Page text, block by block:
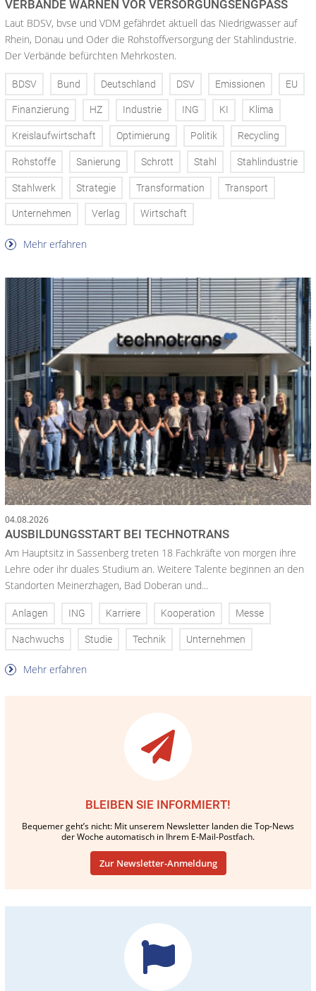
VERBÄNDE WARNEN VOR VERSORGUNGSENGPASS
Laut BDSV, bvse und VDM gefährdet aktuell das Niedrigwasser auf
Rhein, Donau und Oder die Rohstoffversorgung der Stahlindustrie.
Der Verbände befürchten Mehrkosten.
BDSV Bund Deutschland DSV Emissionen EU
Finanzierung HZ Industrie ING KI Klima
Kreislaufwirtschaft Optimierung Politik Recycling
Rohstoffe Sanierung Schrott Stahl Stahlindustrie
Stahlwerk Strategie Transformation Transport
Unternehmen Verlag Wirtschaft
Mehr erfahren
04.08.2026
AUSBILDUNGSSTART BEI TECHNOTRANS
Am Hauptsitz in Sassenberg treten 18 Fachkräfte von morgen ihre
Lehre oder ihr duales Studium an. Weitere Talente beginnen an den
Standorten Meinerzhagen, Bad Doberan und...
Anlagen ING Karriere Kooperation Messe
Nachwuchs Studie Technik Unternehmen
Mehr erfahren
BLEIBEN SIE INFORMIERT!
Bequemer geht’s nicht: Mit unserem Newsletter landen die Top-News
der Woche automatisch in Ihrem E-Mail-Postfach.
Zur Newsletter-Anmeldung